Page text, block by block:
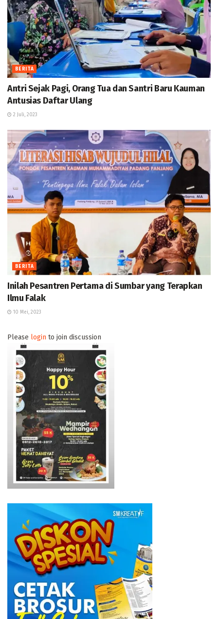
BERITA
Antri Sejak Pagi, Orang Tua dan Santri Baru Kauman
Antusias Daftar Ulang
2 Juli, 2023
BERITA
Inilah Pesantren Pertama di Sumbar yang Terapkan
Ilmu Falak
10 Mei, 2023
Please login to join discussion